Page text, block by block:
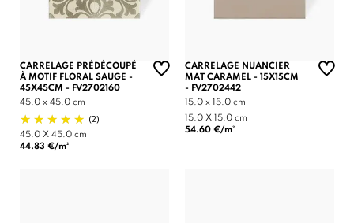
CARRELAGE PRÉDÉCOUPÉ
À MOTIF FLORAL SAUGE -
45X45CM - FV2702160
45.0 x 45.0 cm
(2)
45.0 X 45.0 cm
44.83 €/m²
CARRELAGE NUANCIER
MAT CARAMEL - 15X15CM
- FV2702442
15.0 x 15.0 cm
15.0 X 15.0 cm
54.60 €/m²